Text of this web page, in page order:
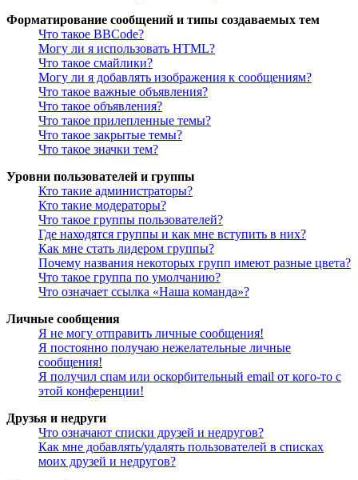
Форматирование сообщений и типы создаваемых тем
Что такое BBCode?
Могу ли я использовать HTML?
Что такое смайлики?
Могу ли я добавлять изображения к сообщениям?
Что такое важные объявления?
Что такое объявления?
Что такое прилепленные темы?
Что такое закрытые темы?
Что такое значки тем?
Уровни пользователей и группы
Кто такие администраторы?
Кто такие модераторы?
Что такое группы пользователей?
Где находятся группы и как мне вступить в них?
Как мне стать лидером группы?
Почему названия некоторых групп имеют разные цвета?
Что такое группа по умолчанию?
Что означает ссылка «Наша команда»?
Личные сообщения
Я не могу отправить личные сообщения!
Я постоянно получаю нежелательные личные
сообщения!
Я получил спам или оскорбительный email от кого-то с
этой конференции!
Друзья и недруги
Что означают списки друзей и недругов?
Как мне добавлять/удалять пользователей в списках
моих друзей и недругов?